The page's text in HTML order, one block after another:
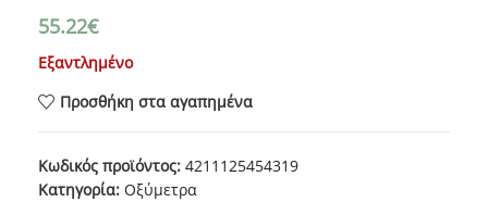
55.22€
Εξαντλημένο
Προσθήκη στα αγαπημένα
Κωδικός προϊόντος: 4211125454319
Κατηγορία: Οξύμετρα